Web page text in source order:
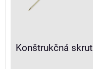
Konštrukčná